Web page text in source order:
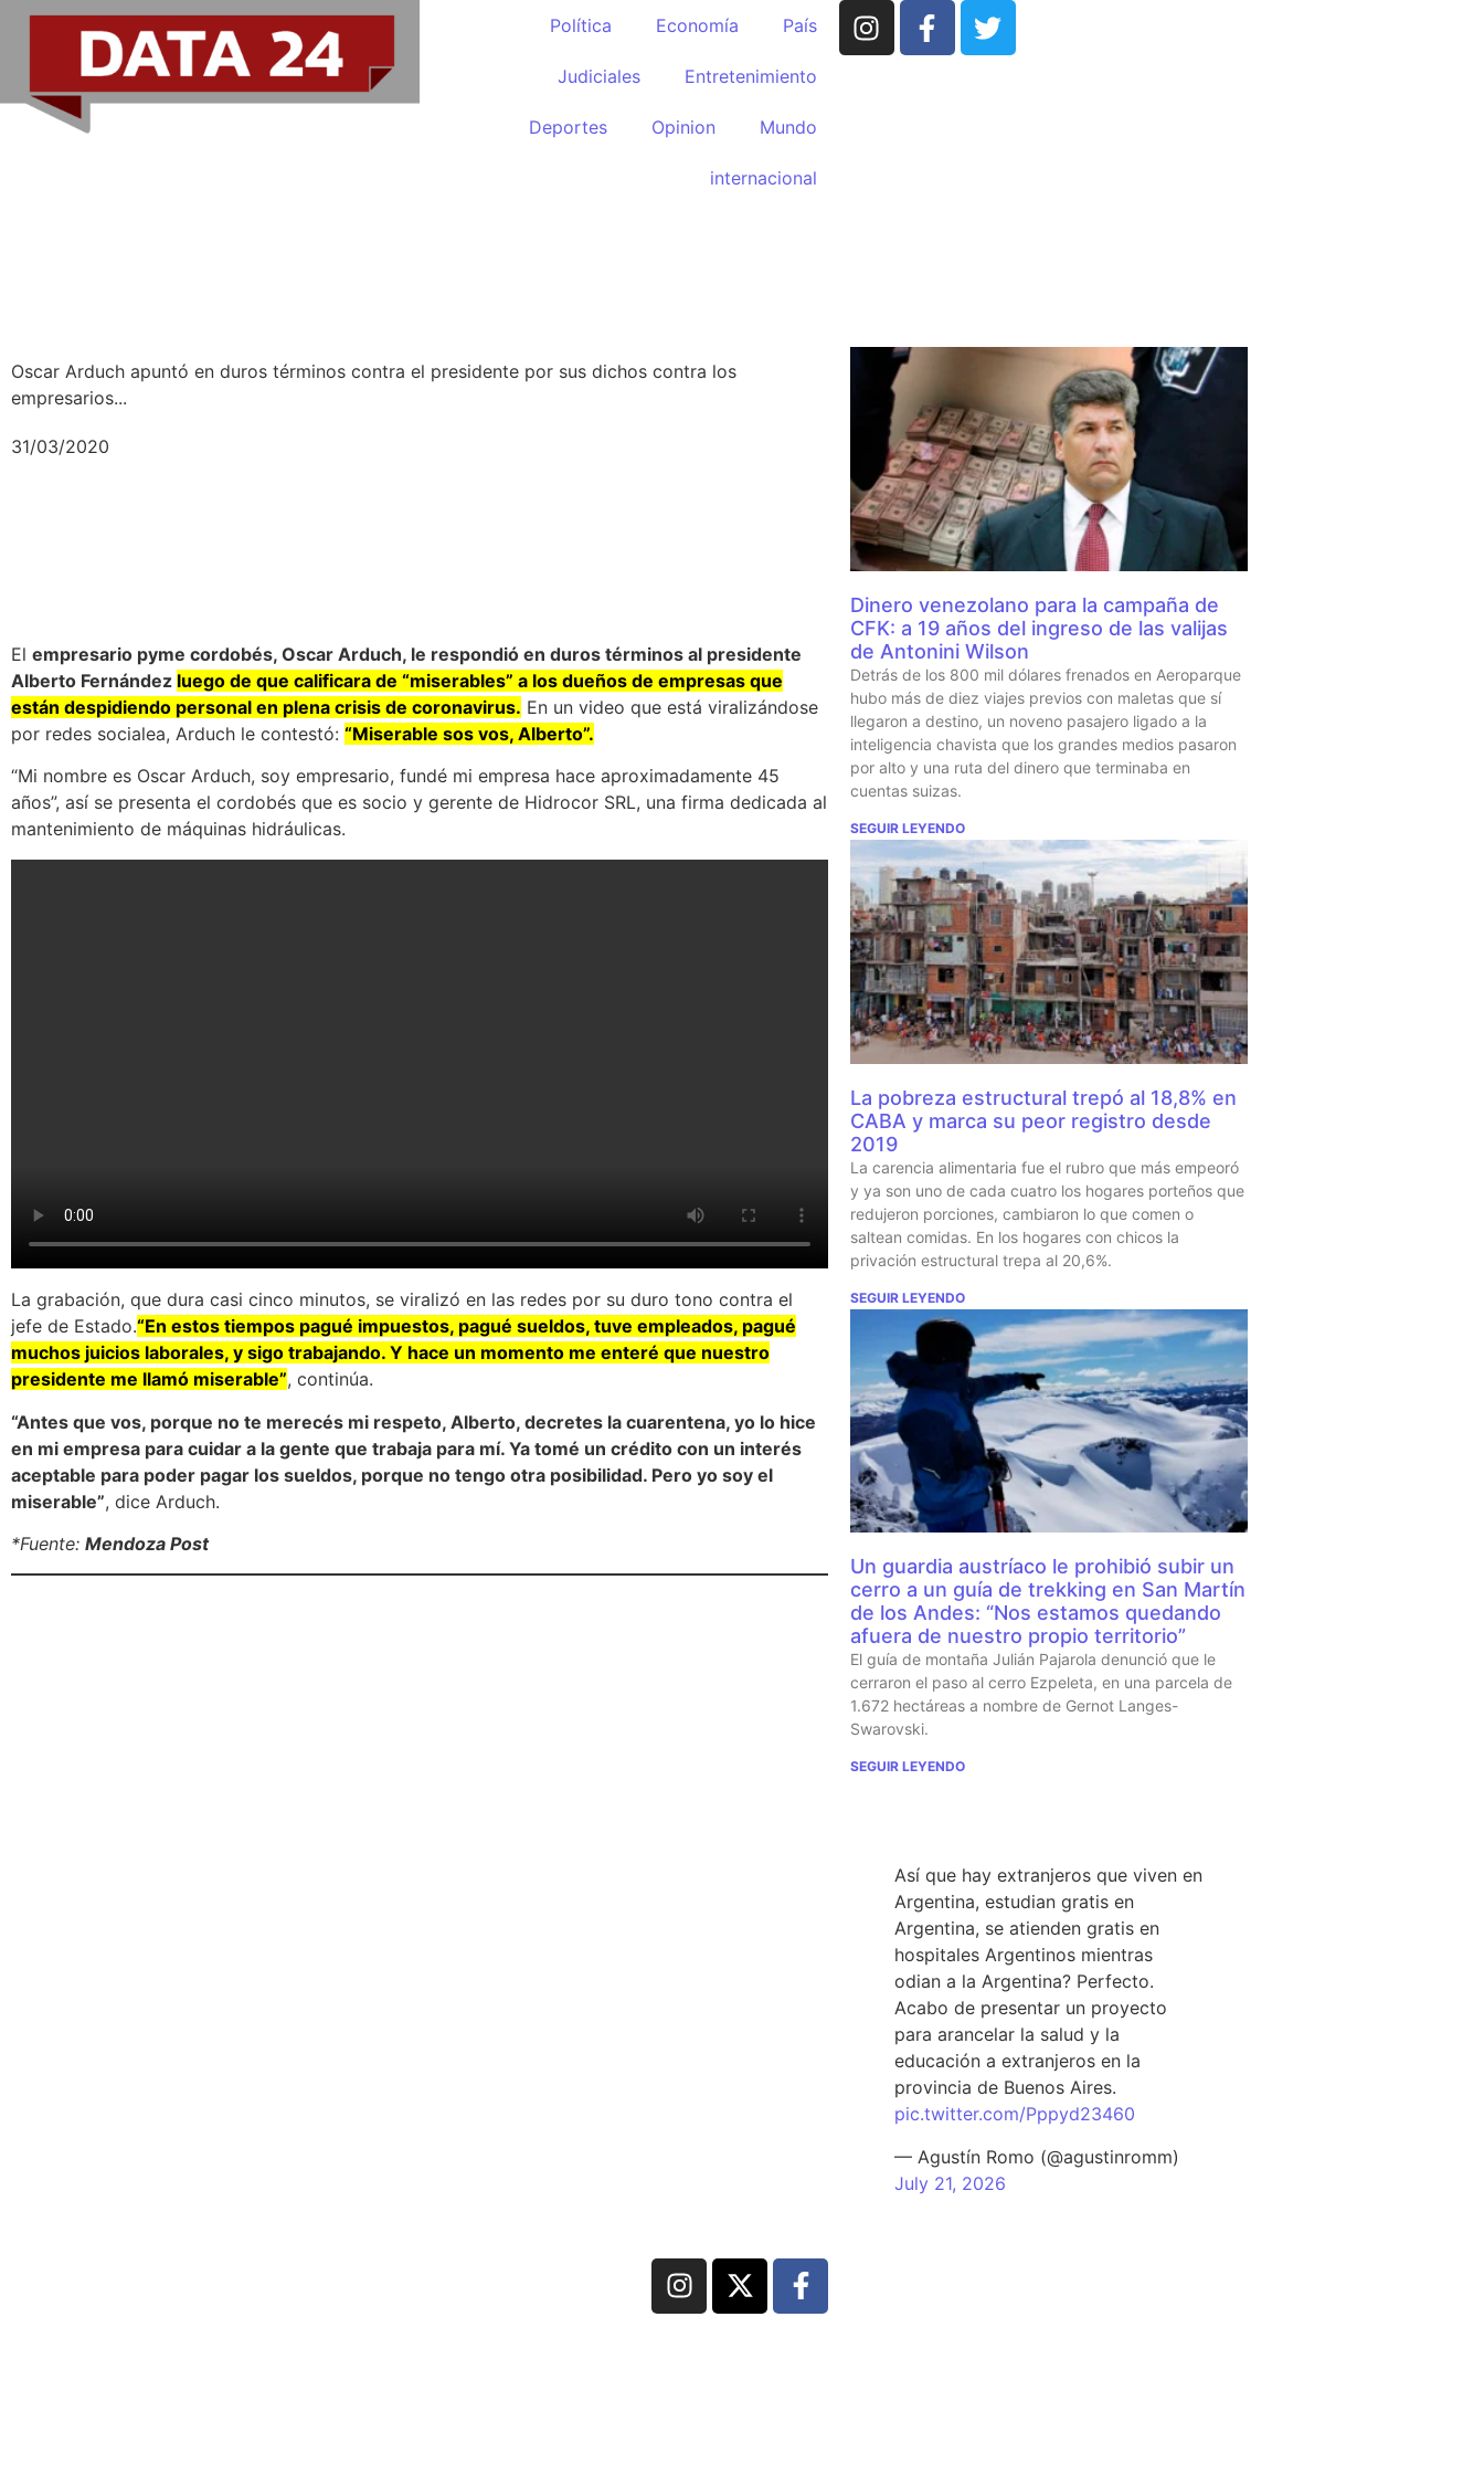
Política Economía País
Judiciales Entretenimiento
Deportes Opinion Mundo
internacional
Oscar Arduch apuntó en duros términos contra el presidente por sus dichos contra los
empresarios...
31/03/2020
El empresario pyme cordobés, Oscar Arduch, le respondió en duros términos al presidente
Alberto Fernández luego de que calificara de “miserables” a los dueños de empresas que
están despidiendo personal en plena crisis de coronavirus. En un video que está viralizándose
por redes socialea, Arduch le contestó: “Miserable sos vos, Alberto”.
“Mi nombre es Oscar Arduch, soy empresario, fundé mi empresa hace aproximadamente 45
años”, así se presenta el cordobés que es socio y gerente de Hidrocor SRL, una firma dedicada al
mantenimiento de máquinas hidráulicas.
La grabación, que dura casi cinco minutos, se viralizó en las redes por su duro tono contra el
jefe de Estado.“En estos tiempos pagué impuestos, pagué sueldos, tuve empleados, pagué
muchos juicios laborales, y sigo trabajando. Y hace un momento me enteré que nuestro
presidente me llamó miserable”, continúa.
“Antes que vos, porque no te merecés mi respeto, Alberto, decretes la cuarentena, yo lo hice
en mi empresa para cuidar a la gente que trabaja para mí. Ya tomé un crédito con un interés
aceptable para poder pagar los sueldos, porque no tengo otra posibilidad. Pero yo soy el
miserable”, dice Arduch.
*Fuente: Mendoza Post
Dinero venezolano para la campaña de
CFK: a 19 años del ingreso de las valijas
de Antonini Wilson
Detrás de los 800 mil dólares frenados en Aeroparque
hubo más de diez viajes previos con maletas que sí
llegaron a destino, un noveno pasajero ligado a la
inteligencia chavista que los grandes medios pasaron
por alto y una ruta del dinero que terminaba en
cuentas suizas.
SEGUIR LEYENDO
La pobreza estructural trepó al 18,8% en
CABA y marca su peor registro desde
2019
La carencia alimentaria fue el rubro que más empeoró
y ya son uno de cada cuatro los hogares porteños que
redujeron porciones, cambiaron lo que comen o
saltean comidas. En los hogares con chicos la
privación estructural trepa al 20,6%.
SEGUIR LEYENDO
Un guardia austríaco le prohibió subir un
cerro a un guía de trekking en San Martín
de los Andes: “Nos estamos quedando
afuera de nuestro propio territorio”
El guía de montaña Julián Pajarola denunció que le
cerraron el paso al cerro Ezpeleta, en una parcela de
1.672 hectáreas a nombre de Gernot Langes-
Swarovski.
SEGUIR LEYENDO
Así que hay extranjeros que viven en
Argentina, estudian gratis en
Argentina, se atienden gratis en
hospitales Argentinos mientras
odian a la Argentina? Perfecto.
Acabo de presentar un proyecto
para arancelar la salud y la
educación a extranjeros en la
provincia de Buenos Aires.
pic.twitter.com/Pppyd23460
— Agustín Romo (@agustinromm)
July 21, 2026